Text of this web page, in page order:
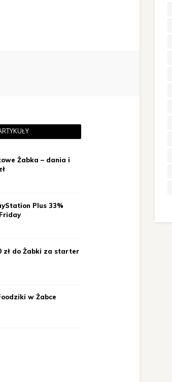
Żabka – dania i
Plus 33%
zł do Żabki za starter
w Żabce